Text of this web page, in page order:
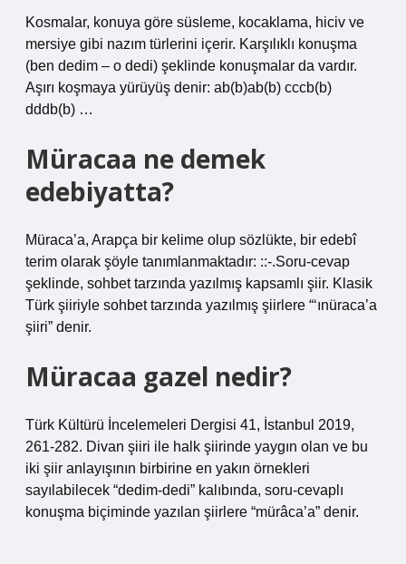
Kosmalar, konuya göre süsleme, kocaklama, hiciv ve
mersiye gibi nazım türlerini içerir. Karşılıklı konuşma
(ben dedim – o dedi) şeklinde konuşmalar da vardır.
Aşırı koşmaya yürüyüş denir: ab(b)ab(b) cccb(b)
dddb(b) …
Müracaa ne demek
edebiyatta?
Müraca’a, Arapça bir kelime olup sözlükte, bir edebî
terim olarak şöyle tanımlanmaktadır: ::-.Soru-cevap
şeklinde, sohbet tarzında yazılmış kapsamlı şiir. Klasik
Türk şiiriyle sohbet tarzında yazılmış şiirlere “‘ınüraca’a
şiiri” denir.
Müracaa gazel nedir?
Türk Kültürü İncelemeleri Dergisi 41, İstanbul 2019,
261-282. Divan şiiri ile halk şiirinde yaygın olan ve bu
iki şiir anlayışının birbirine en yakın örnekleri
sayılabilecek “dedim-dedi” kalıbında, soru-cevaplı
konuşma biçiminde yazılan şiirlere “mürâca’a” denir.